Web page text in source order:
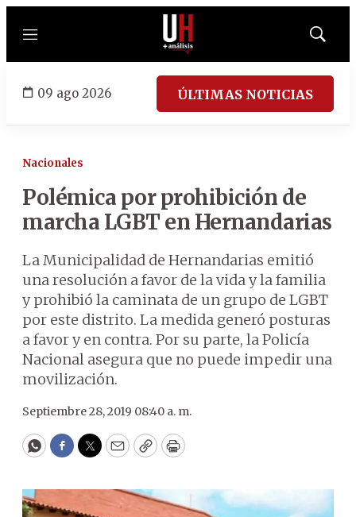
Menú
Mostrar
09 ago 2026 ÚLTIMAS NOTICIAS
Nacionales
Polémica por prohibición de
marcha LGBT en Hernandarias
La Municipalidad de Hernandarias emitió
una resolución a favor de la vida y la familia
y prohibió la caminata de un grupo de LGBT
por este distrito. La medida generó posturas
a favor y en contra. Por su parte, la Policía
Nacional asegura que no puede impedir una
movilización.
Septiembre 28, 2019 08:40 a. m.
WhatsApp
Facebook
Twitter
EmailCopyPrint